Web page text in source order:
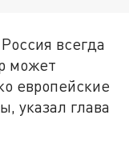
всегда
может
европейские
указал глава